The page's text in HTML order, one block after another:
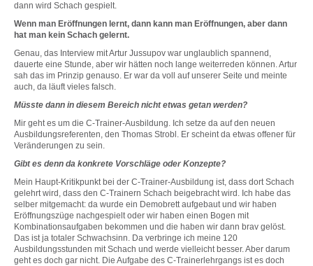
dann wird Schach gespielt.
Wenn man Eröffnungen lernt, dann kann man Eröffnungen, aber dann
hat man kein Schach gelernt.
Genau, das Interview mit Artur Jussupov war unglaublich spannend,
dauerte eine Stunde, aber wir hätten noch lange weiterreden können. Artur
sah das im Prinzip genauso. Er war da voll auf unserer Seite und meinte
auch, da läuft vieles falsch.
Müsste dann in diesem Bereich nicht etwas getan werden?
Mir geht es um die C-Trainer-Ausbildung. Ich setze da auf den neuen
Ausbildungsreferenten, den Thomas Strobl. Er scheint da etwas offener für
Veränderungen zu sein.
Gibt es denn da konkrete Vorschläge oder Konzepte?
Mein Haupt-Kritikpunkt bei der C-Trainer-Ausbildung ist, dass dort Schach
gelehrt wird, dass den C-Trainern Schach beigebracht wird. Ich habe das
selber mitgemacht: da wurde ein Demobrett aufgebaut und wir haben
Eröffnungszüge nachgespielt oder wir haben einen Bogen mit
Kombinationsaufgaben bekommen und die haben wir dann brav gelöst.
Das ist ja totaler Schwachsinn. Da verbringe ich meine 120
Ausbildungsstunden mit Schach und werde vielleicht besser. Aber darum
geht es doch gar nicht. Die Aufgabe des C-Trainerlehrgangs ist es doch